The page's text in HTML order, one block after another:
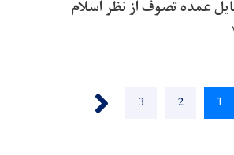
عمده تصوف از نظر اسلام
Current
1
Page
2
Page
3